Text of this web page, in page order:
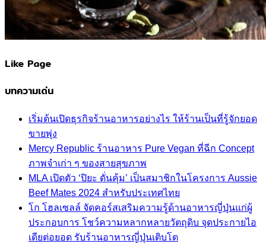
Like Page
บทความเด่น
เริ่มต้นเปิดธุรกิจร้านอาหารอย่างไร ให้ร้านเป็นที่รู้จักยอด
ขายพุ่ง
Mercy Republic ร้านอาหาร Pure Vegan ที่ฉีก Concept
ภาพจำเก่า ๆ ของสายสุขภาพ
MLA เปิดตัว ‘ปิยะ ดั่นคุ้ม’ เป็นสมาชิกในโครงการ Aussie
Beef Mates 2024 สำหรับประเทศไทย
โก โฮลเซลล์ จัดคอร์สเสริมความรู้ด้านอาหารญี่ปุ่นแก่ผู้
ประกอบการ โชว์ความหลากหลายวัตถุดิบ จุดประกายไอ
เดียต่อยอด รับร้านอาหารญี่ปุ่นเติบโต